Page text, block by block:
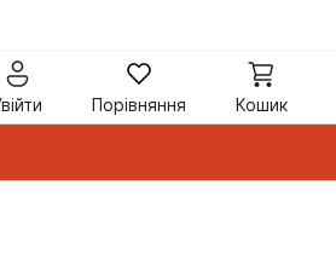
Порівняння Кошик